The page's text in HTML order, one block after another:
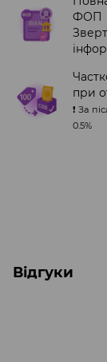
ФОП
при
❗️ За
0.5%
Відгуки